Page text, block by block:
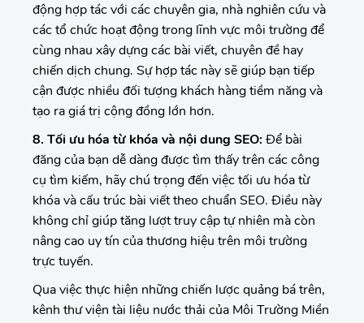
động hợp tác với các chuyên gia, nhà nghiên cứu và
các tổ chức hoạt động trong lĩnh vực môi trường để
cùng nhau xây dựng các bài viết, chuyên đề hay
chiến dịch chung. Sự hợp tác này sẽ giúp bạn tiếp
cận được nhiều đối tượng khách hàng tiềm năng và
tạo ra giá trị cộng đồng lớn hơn.
8. Tối ưu hóa từ khóa và nội dung SEO: Để bài
đăng của bạn dễ dàng được tìm thấy trên các công
cụ tìm kiếm, hãy chú trọng đến việc tối ưu hóa từ
khóa và cấu trúc bài viết theo chuẩn SEO. Điều này
không chỉ giúp tăng lượt truy cập tự nhiên mà còn
nâng cao uy tín của thương hiệu trên môi trường
trực tuyến.
Qua việc thực hiện những chiến lược quảng bá trên,
kênh thư viện tài liệu nước thải của Môi Trường Miền